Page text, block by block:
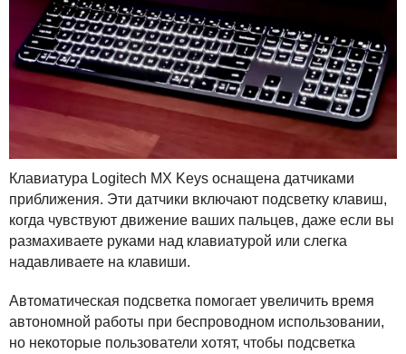
Клавиатура Logitech MX Keys оснащена датчиками
приближения. Эти датчики включают подсветку клавиш,
когда чувствуют движение ваших пальцев, даже если вы
размахиваете руками над клавиатурой или слегка
надавливаете на клавиши.
Автоматическая подсветка помогает увеличить время
автономной работы при беспроводном использовании,
но некоторые пользователи хотят, чтобы подсветка